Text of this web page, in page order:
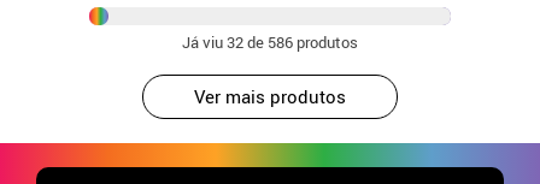
Já viu32de 586 produtos
Ver mais produtos